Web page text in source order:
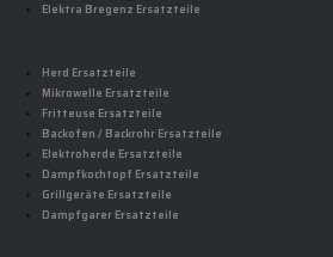
Elektra Bregenz Ersatzteile
Herd Ersatzteile
Mikrowelle Ersatzteile
Fritteuse Ersatzteile
Backofen / Backrohr Ersatzteile
Elektroherde Ersatzteile
Dampfkochtopf Ersatzteile
Grillgeräte Ersatzteile
Dampfgarer Ersatzteile